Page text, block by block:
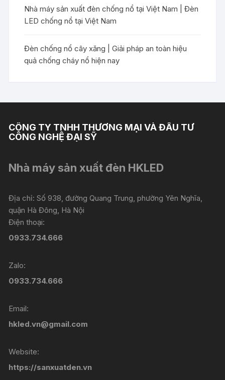
Nhà máy sản xuất đèn chống nổ tại Việt Nam | Đèn
LED chống nổ tại Việt Nam
Đèn chống nổ cây xăng | Giải pháp an toàn hiệu
quả chống cháy nổ hiện nay
CÔNG TY TNHH THƯƠNG MẠI VÀ ĐẦU TƯ
CÔNG NGHỆ ĐẠI SỸ
Nhà máy sản xuất đèn HKLED
Địa chỉ: Số 938, đường Quang Trung, phường Yên Nghĩa,
quận Hà Đông, Hà Nội
Điện thoại:
0933.734.666
Zalo:
0933.734.666
Email:
hkled.vn@gmail.com
Website:
https://sanxuatden.vn